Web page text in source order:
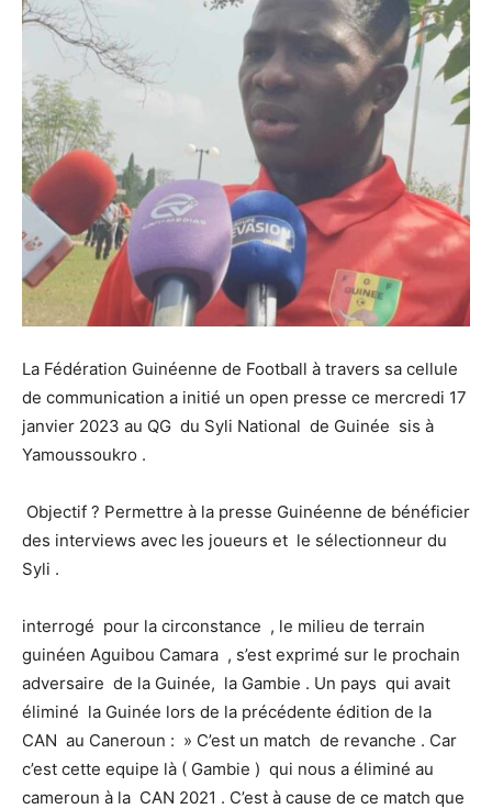
La Fédération Guinéenne de Football à travers sa cellule
de communication a initié un open presse ce mercredi 17
janvier 2023 au QG du Syli National de Guinée sis à
Yamoussoukro .
Objectif ? Permettre à la presse Guinéenne de bénéficier
des interviews avec les joueurs et le sélectionneur du
Syli .
interrogé pour la circonstance , le milieu de terrain
guinéen Aguibou Camara , s’est exprimé sur le prochain
adversaire de la Guinée, la Gambie . Un pays qui avait
éliminé la Guinée lors de la précédente édition de la
CAN au Caneroun : » C’est un match de revanche . Car
c’est cette equipe là ( Gambie ) qui nous a éliminé au
cameroun à la CAN 2021 . C’est à cause de ce match que